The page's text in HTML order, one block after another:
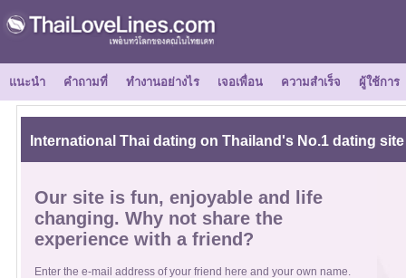
แนะนำ คำถามที่ ทำงานอย่างไร เจอเพื่อน ความสำเร็จ ผู้ใช้การ
International Thai dating on Thailand's No.1 dating site
Our site is fun, enjoyable and life
changing. Why not share the
experience with a friend?
Enter the e-mail address of your friend here and your own name.